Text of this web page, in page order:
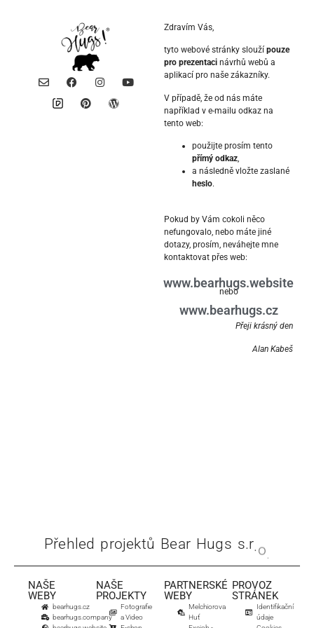
Zdravím Vás,
tyto webové stránky slouží pouze
pro prezentaci návrhů webů a
aplikací pro naše zákazníky.
V případě, že od nás máte
například v e-mailu odkaz na
tento web:
použijte prosím tento
přímý odkaz,
a následně vložte zaslané
heslo.
Pokud by Vám cokoli něco
nefungovalo, nebo máte jiné
dotazy, prosím, neváhejte mne
kontaktovat přes web:
www.bearhugs.website
nebo
www.bearhugs.cz
Přeji krásný den
Alan Kabeš
Přeh ed projektů Bear Hugs s.r o
NAŠE
WEBY
bearhugs.cz
bearhugs.company
NAŠE
PROJEKTY
Fotografie
a Video
PARTNERSKÉ
WEBY
Melchiorova
Huť
PROVOZ
STRÁNEK
Identifikační
údaje